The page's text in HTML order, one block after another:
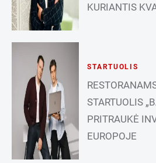
KURIANTIS
STARTUOLIS
STARTUOLIS
PRITRAUKĖ
EUROPOJE